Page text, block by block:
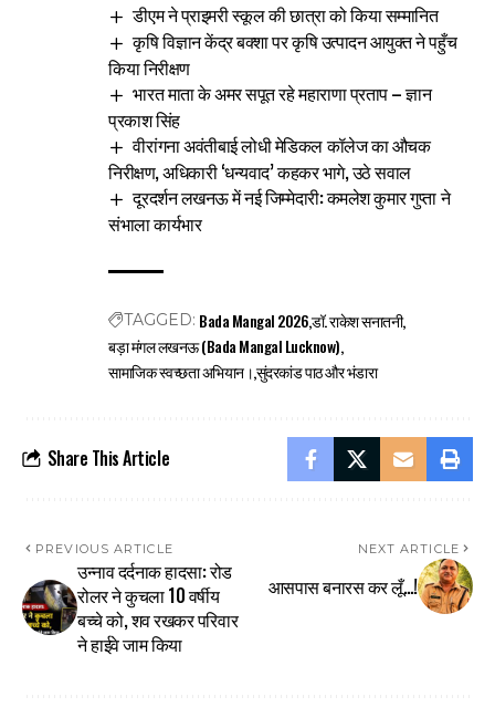
डीएम ने प्राइमरी स्कूल की छात्रा को किया सम्मानित
कृषि विज्ञान केंद्र बक्शा पर कृषि उत्पादन आयुक्त ने पहुँच
किया निरीक्षण
भारत माता के अमर सपूत रहे महाराणा प्रताप – ज्ञान
प्रकाश सिंह
वीरांगना अवंतीबाई लोधी मेडिकल कॉलेज का औचक
निरीक्षण, अधिकारी ‘धन्यवाद’ कहकर भागे, उठे सवाल
दूरदर्शन लखनऊ में नई जिम्मेदारी: कमलेश कुमार गुप्ता ने
संभाला कार्यभार
TAGGED: Bada Mangal 2026डॉ. राकेश सनातनी
बड़ा मंगल लखनऊ (Bada Mangal Lucknow)
सामाजिक स्वच्छता अभियान।सुंदरकांड पाठ और भंडारा
Share This Article
PREVIOUS ARTICLE
उन्नाव दर्दनाक हादसा: रोड
रोलर ने कुचला 10 वर्षीय
बच्चे को, शव रखकर परिवार
ने हाईवे जाम किया
NEXT ARTICLE
आसपास बनारस कर लूँ…!